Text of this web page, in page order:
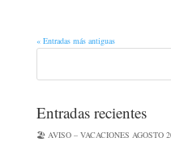
« Entradas más antiguas
Entradas recientes
🏖️ AVISO – VACACIONES AGOSTO